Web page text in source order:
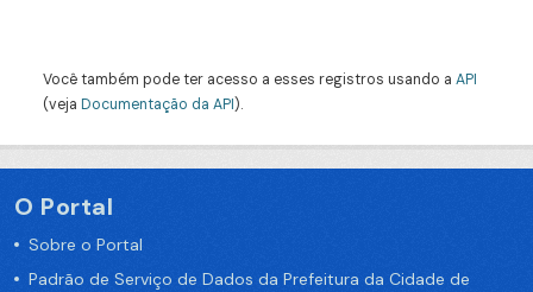
Você também pode ter acesso a esses registros usando a API
(veja Documentação da API).
O Portal
Sobre o Portal
Padrão de Serviço de Dados da Prefeitura da Cidade de